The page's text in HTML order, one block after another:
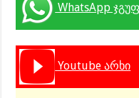
WhatsApp
Youtube არხი